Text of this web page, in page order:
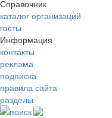
Справочник
каталог организаций
госты
Информация
контакты
реклама
подписка
правила сайта
разделы
поиск